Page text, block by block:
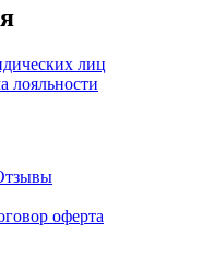
лиц
лояльности
оферта